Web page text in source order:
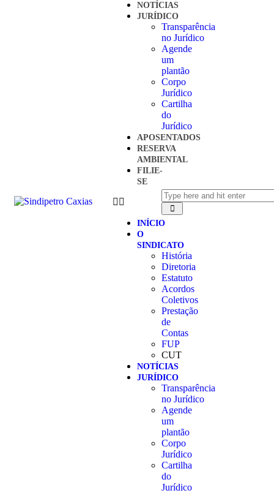
NOTÍCIAS
JURÍDICO
Transparência
no Jurídico
Agende
um
plantão
Corpo
Jurídico
Cartilha
do
Jurídico
APOSENTADOS
RESERVA
AMBIENTAL
FILIE-
SE
INÍCIO
O
SINDICATO
História
Diretoria
Estatuto
Acordos
Coletivos
Prestação
de
Contas
FUP
CUT
NOTÍCIAS
JURÍDICO
Transparência
no Jurídico
Agende
um
plantão
Corpo
Jurídico
Cartilha
do
Jurídico